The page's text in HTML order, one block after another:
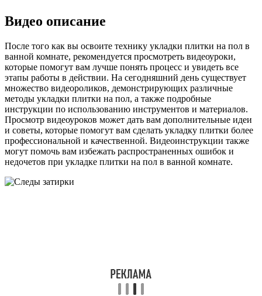
Видео описание
После того как вы освоите технику укладки плитки на пол в
ванной комнате, рекомендуется просмотреть видеоуроки,
которые помогут вам лучше понять процесс и увидеть все
этапы работы в действии. На сегодняшний день существует
множество видеороликов, демонстрирующих различные
методы укладки плитки на пол, а также подробные
инструкции по использованию инструментов и материалов.
Просмотр видеоуроков может дать вам дополнительные идеи
и советы, которые помогут вам сделать укладку плитки более
профессиональной и качественной. Видеоинструкции также
могут помочь вам избежать распространенных ошибок и
недочетов при укладке плитки на пол в ванной комнате.